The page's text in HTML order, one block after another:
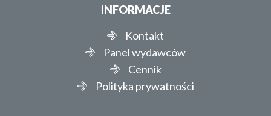
INFORMACJE
Kontakt
Panel wydawców
Cennik
Polityka prywatności